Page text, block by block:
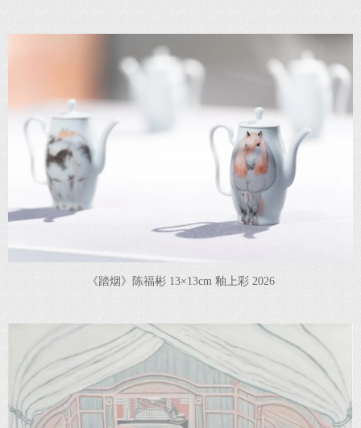
《踏烟》陈福彬 13×13cm 釉上彩 2026